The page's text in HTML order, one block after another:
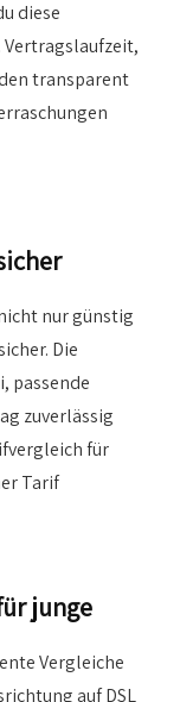
diese
transparent
nur günstig
Die
passende
zuverlässig
für
Tarif
junge
Vergleiche
auf DSL